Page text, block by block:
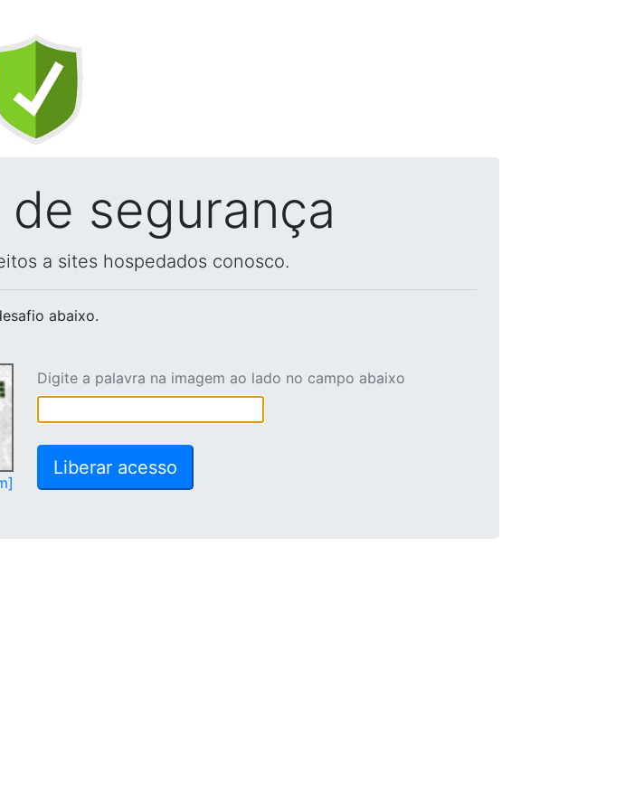
segurança
a sites hospedados conosco.
abaixo.
Digite a palavra na imagem ao lado no campo abaixo